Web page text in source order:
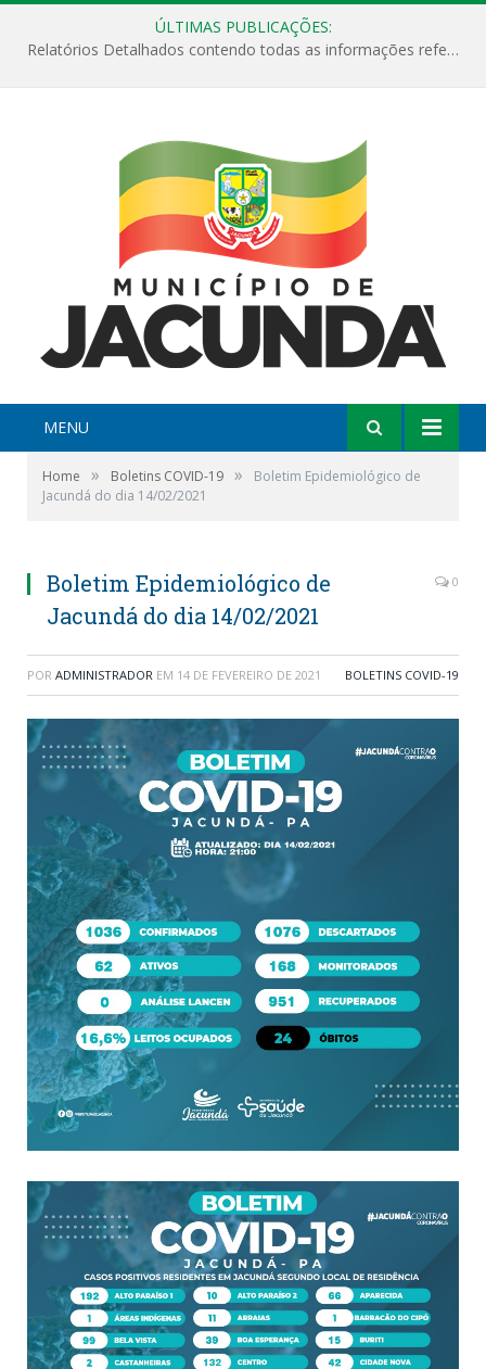
ÚLTIMAS PUBLICAÇÕES:
Relatórios Detalhados contendo todas as informações referentes a execução de recursos destinados ao fomento de projetos culturais no Município de Jacundá entre os anos de 2022 ao presente ano de 2026.
MENU
Home » Boletins COVID-19 »
Boletim Epidemiológico de
Jacundá do dia 14/02/2021
Boletim Epidemiológico de
Jacundá do dia 14/02/2021
0
POR ADMINISTRADOR EM 14 DE FEVEREIRO DE 2021 BOLETINS COVID-19